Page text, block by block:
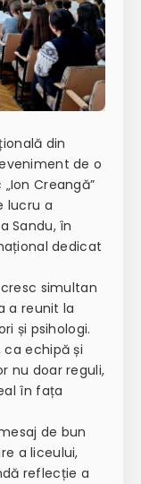
din
de o
Creangă”
lucru a
Sandu, în
dedicat
simultan
a reunit la
și psihologi.
echipă și
nu doar reguli,
în fața
de bun
a liceului,
reflecție a